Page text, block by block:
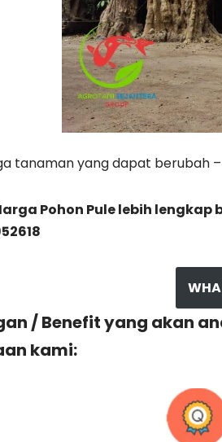
tanaman yang dapat berubah
Pohon Pule lebih lengkap
/ Benefit yang akan
kami: